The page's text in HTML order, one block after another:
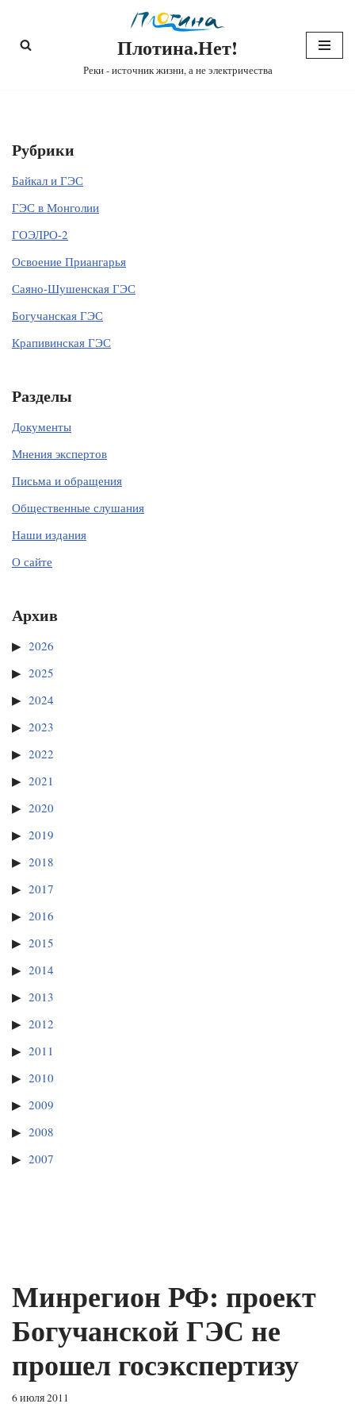
Перейти
Плотина.Нет!
Реки - источник жизни, а не электричества
Рубрики
Байкал и ГЭС
ГЭС в Монголии
ГОЭЛРО-2
Освоение Приангарья
Саяно-Шушенская ГЭС
Богучанская ГЭС
Крапивинская ГЭС
Разделы
Документы
Мнения экспертов
Письма и обращения
Общественные слушания
Наши издания
О сайте
Архив
2026
2025
2024
2023
2022
2021
2020
2019
2018
2017
2016
2015
2014
2013
2012
2011
2010
2009
2008
2007
Минрегион РФ: проект
Богучанской ГЭС не
прошел госэкспертизу
6 июля 2011